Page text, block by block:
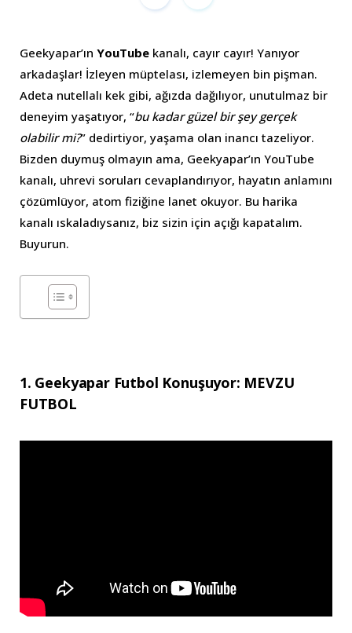
Geekyapar’ın YouTube kanalı, cayır cayır! Yanıyor
arkadaşlar! İzleyen müptelası, izlemeyen bin pişman.
Adeta nutellalı kek gibi, ağızda dağılıyor, unutulmaz bir
deneyim yaşatıyor, “bu kadar güzel bir şey gerçek
olabilir mi?” dedirtiyor, yaşama olan inancı tazeliyor.
Bizden duymuş olmayın ama, Geekyapar’ın YouTube
kanalı, uhrevi soruları cevaplandırıyor, hayatın anlamını
çözümlüyor, atom fiziğine lanet okuyor. Bu harika
kanalı ıskaladıysanız, biz sizin için açığı kapatalım.
Buyurun.
1. Geekyapar Futbol Konuşuyor: MEVZU
FUTBOL